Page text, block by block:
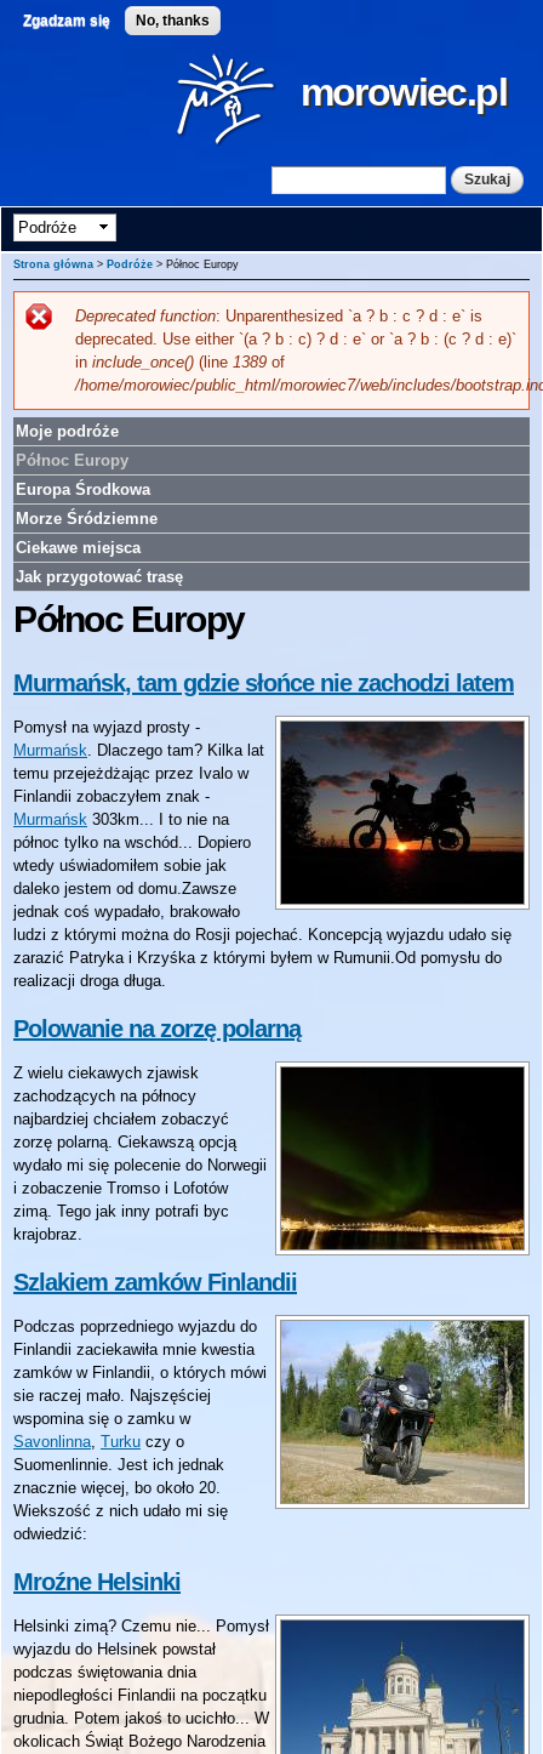
Zgadzam się No, thanksPrzejdź
do
treści
morowiec.pl
Formularz wyszukiwania
Strona główna > Podróże > Północ Europy
Komunikat o błędzie
Deprecated function: Unparenthesized `a ? b : c ? d : e` is
deprecated. Use either `(a ? b : c) ? d : e` or `a ? b : (c ? d : e)`
in include_once() (line 1389 of
/home/morowiec/public_html/morowiec7/web/includes/
Moje podróże
Północ Europy
Europa Środkowa
Morze Śródziemne
Ciekawe miejsca
Jak przygotować trasę
Północ Europy
Murmańsk, tam gdzie słońce nie zachodzi latem
Pomysł na wyjazd prosty -
Murmańsk. Dlaczego tam? Kilka lat
temu przejeżdżając przez Ivalo w
Finlandii zobaczyłem znak -
Murmańsk 303km... I to nie na
północ tylko na wschód... Dopiero
wtedy uświadomiłem sobie jak
daleko jestem od domu.Zawsze
jednak coś wypadało, brakowało
ludzi z którymi można do Rosji pojechać. Koncepcją wyjazdu udało się
zarazić Patryka i Krzyśka z którymi byłem w Rumunii.Od pomysłu do
realizacji droga długa.
Polowanie na zorzę polarną
Z wielu ciekawych zjawisk
zachodzących na północy
najbardziej chciałem zobaczyć
zorzę polarną. Ciekawszą opcją
wydało mi się polecenie do Norwegii
i zobaczenie Tromso i Lofotów
zimą. Tego jak inny potrafi byc
krajobraz.
Szlakiem zamków Finlandii
Podczas poprzedniego wyjazdu do
Finlandii zaciekawiła mnie kwestia
zamków w Finlandii, o których mówi
sie raczej mało. Najszęściej
wspomina się o zamku w
Savonlinna, Turku czy o
Suomenlinnie. Jest ich jednak
znacznie więcej, bo około 20.
Wiekszość z nich udało mi się
odwiedzić:
Mroźne Helsinki
Helsinki zimą? Czemu nie... Pomysł
wyjazdu do Helsinek powstał
podczas świętowania dnia
niepodległości Finlandii na początku
grudnia. Potem jakoś to ucichło... W
okolicach Świąt Bożego Narodzenia